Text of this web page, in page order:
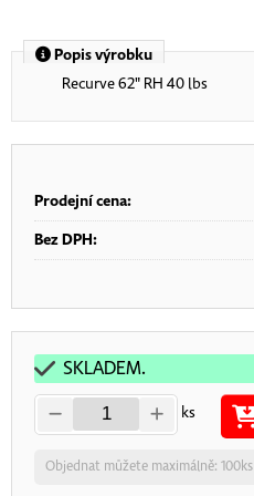
Popis výrobku
Recurve 62" RH 40 lbs
Prodejní cena:
Bez DPH:
SKLADEM.
ks
Objednat můžete maximálně: 100ks